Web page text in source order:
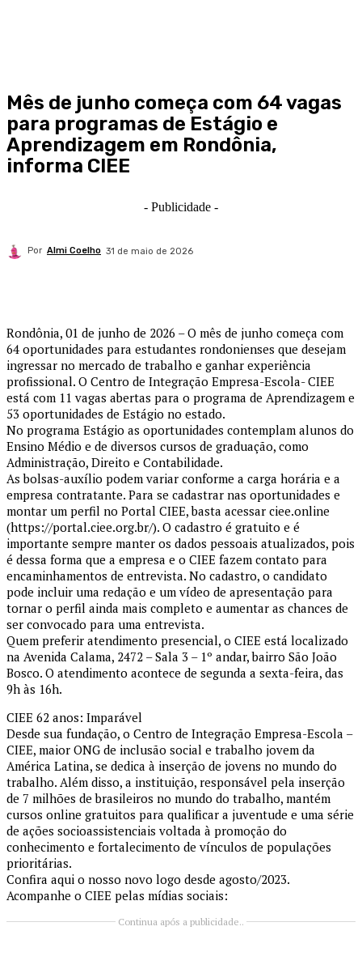
Mês de junho começa com 64 vagas
para programas de Estágio e
Aprendizagem em Rondônia,
informa CIEE
- Publicidade -
Por Almi Coelho 31 de maio de 2026
Rondônia, 01 de junho de 2026 – O mês de junho começa com
64 oportunidades para estudantes rondonienses que desejam
ingressar no mercado de trabalho e ganhar experiência
profissional. O Centro de Integração Empresa-Escola- CIEE
está com 11 vagas abertas para o programa de Aprendizagem e
53 oportunidades de Estágio no estado.
No programa Estágio as oportunidades contemplam alunos do
Ensino Médio e de diversos cursos de graduação, como
Administração, Direito e Contabilidade.
As bolsas-auxílio podem variar conforme a carga horária e a
empresa contratante. Para se cadastrar nas oportunidades e
montar um perfil no Portal CIEE, basta acessar ciee.online
(https://portal.ciee.org.br/). O cadastro é gratuito e é
importante sempre manter os dados pessoais atualizados, pois
é dessa forma que a empresa e o CIEE fazem contato para
encaminhamentos de entrevista. No cadastro, o candidato
pode incluir uma redação e um vídeo de apresentação para
tornar o perfil ainda mais completo e aumentar as chances de
ser convocado para uma entrevista.
Quem preferir atendimento presencial, o CIEE está localizado
na Avenida Calama, 2472 – Sala 3 – 1º andar, bairro São João
Bosco. O atendimento acontece de segunda a sexta-feira, das
9h às 16h.
CIEE 62 anos: Imparável
Desde sua fundação, o Centro de Integração Empresa-Escola –
CIEE, maior ONG de inclusão social e trabalho jovem da
América Latina, se dedica à inserção de jovens no mundo do
trabalho. Além disso, a instituição, responsável pela inserção
de 7 milhões de brasileiros no mundo do trabalho, mantém
cursos online gratuitos para qualificar a juventude e uma série
de ações socioassistenciais voltada à promoção do
conhecimento e fortalecimento de vínculos de populações
prioritárias.
Confira aqui o nosso novo logo desde agosto/2023.
Acompanhe o CIEE pelas mídias sociais:
Continua após a publicidade..